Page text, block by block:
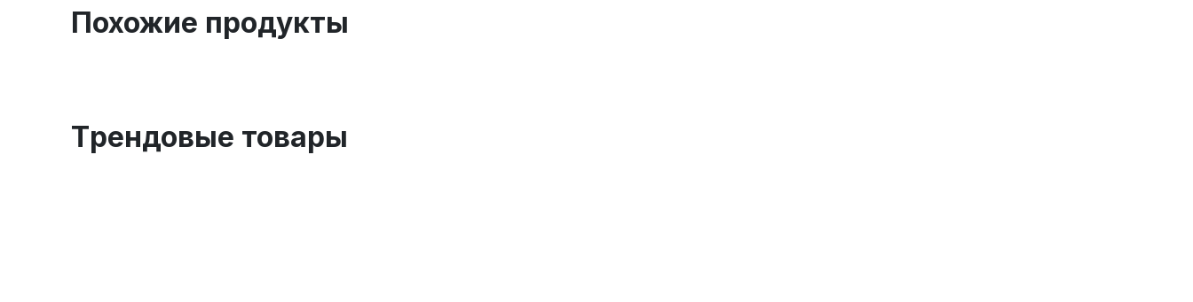
Похожие продукты
Tрендовые товары